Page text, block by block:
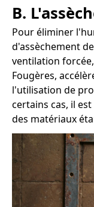
B.
Pour éliminer
d'assèchement
ventilation
Fougères,
l'utilisation de
certains cas, il
des matériaux